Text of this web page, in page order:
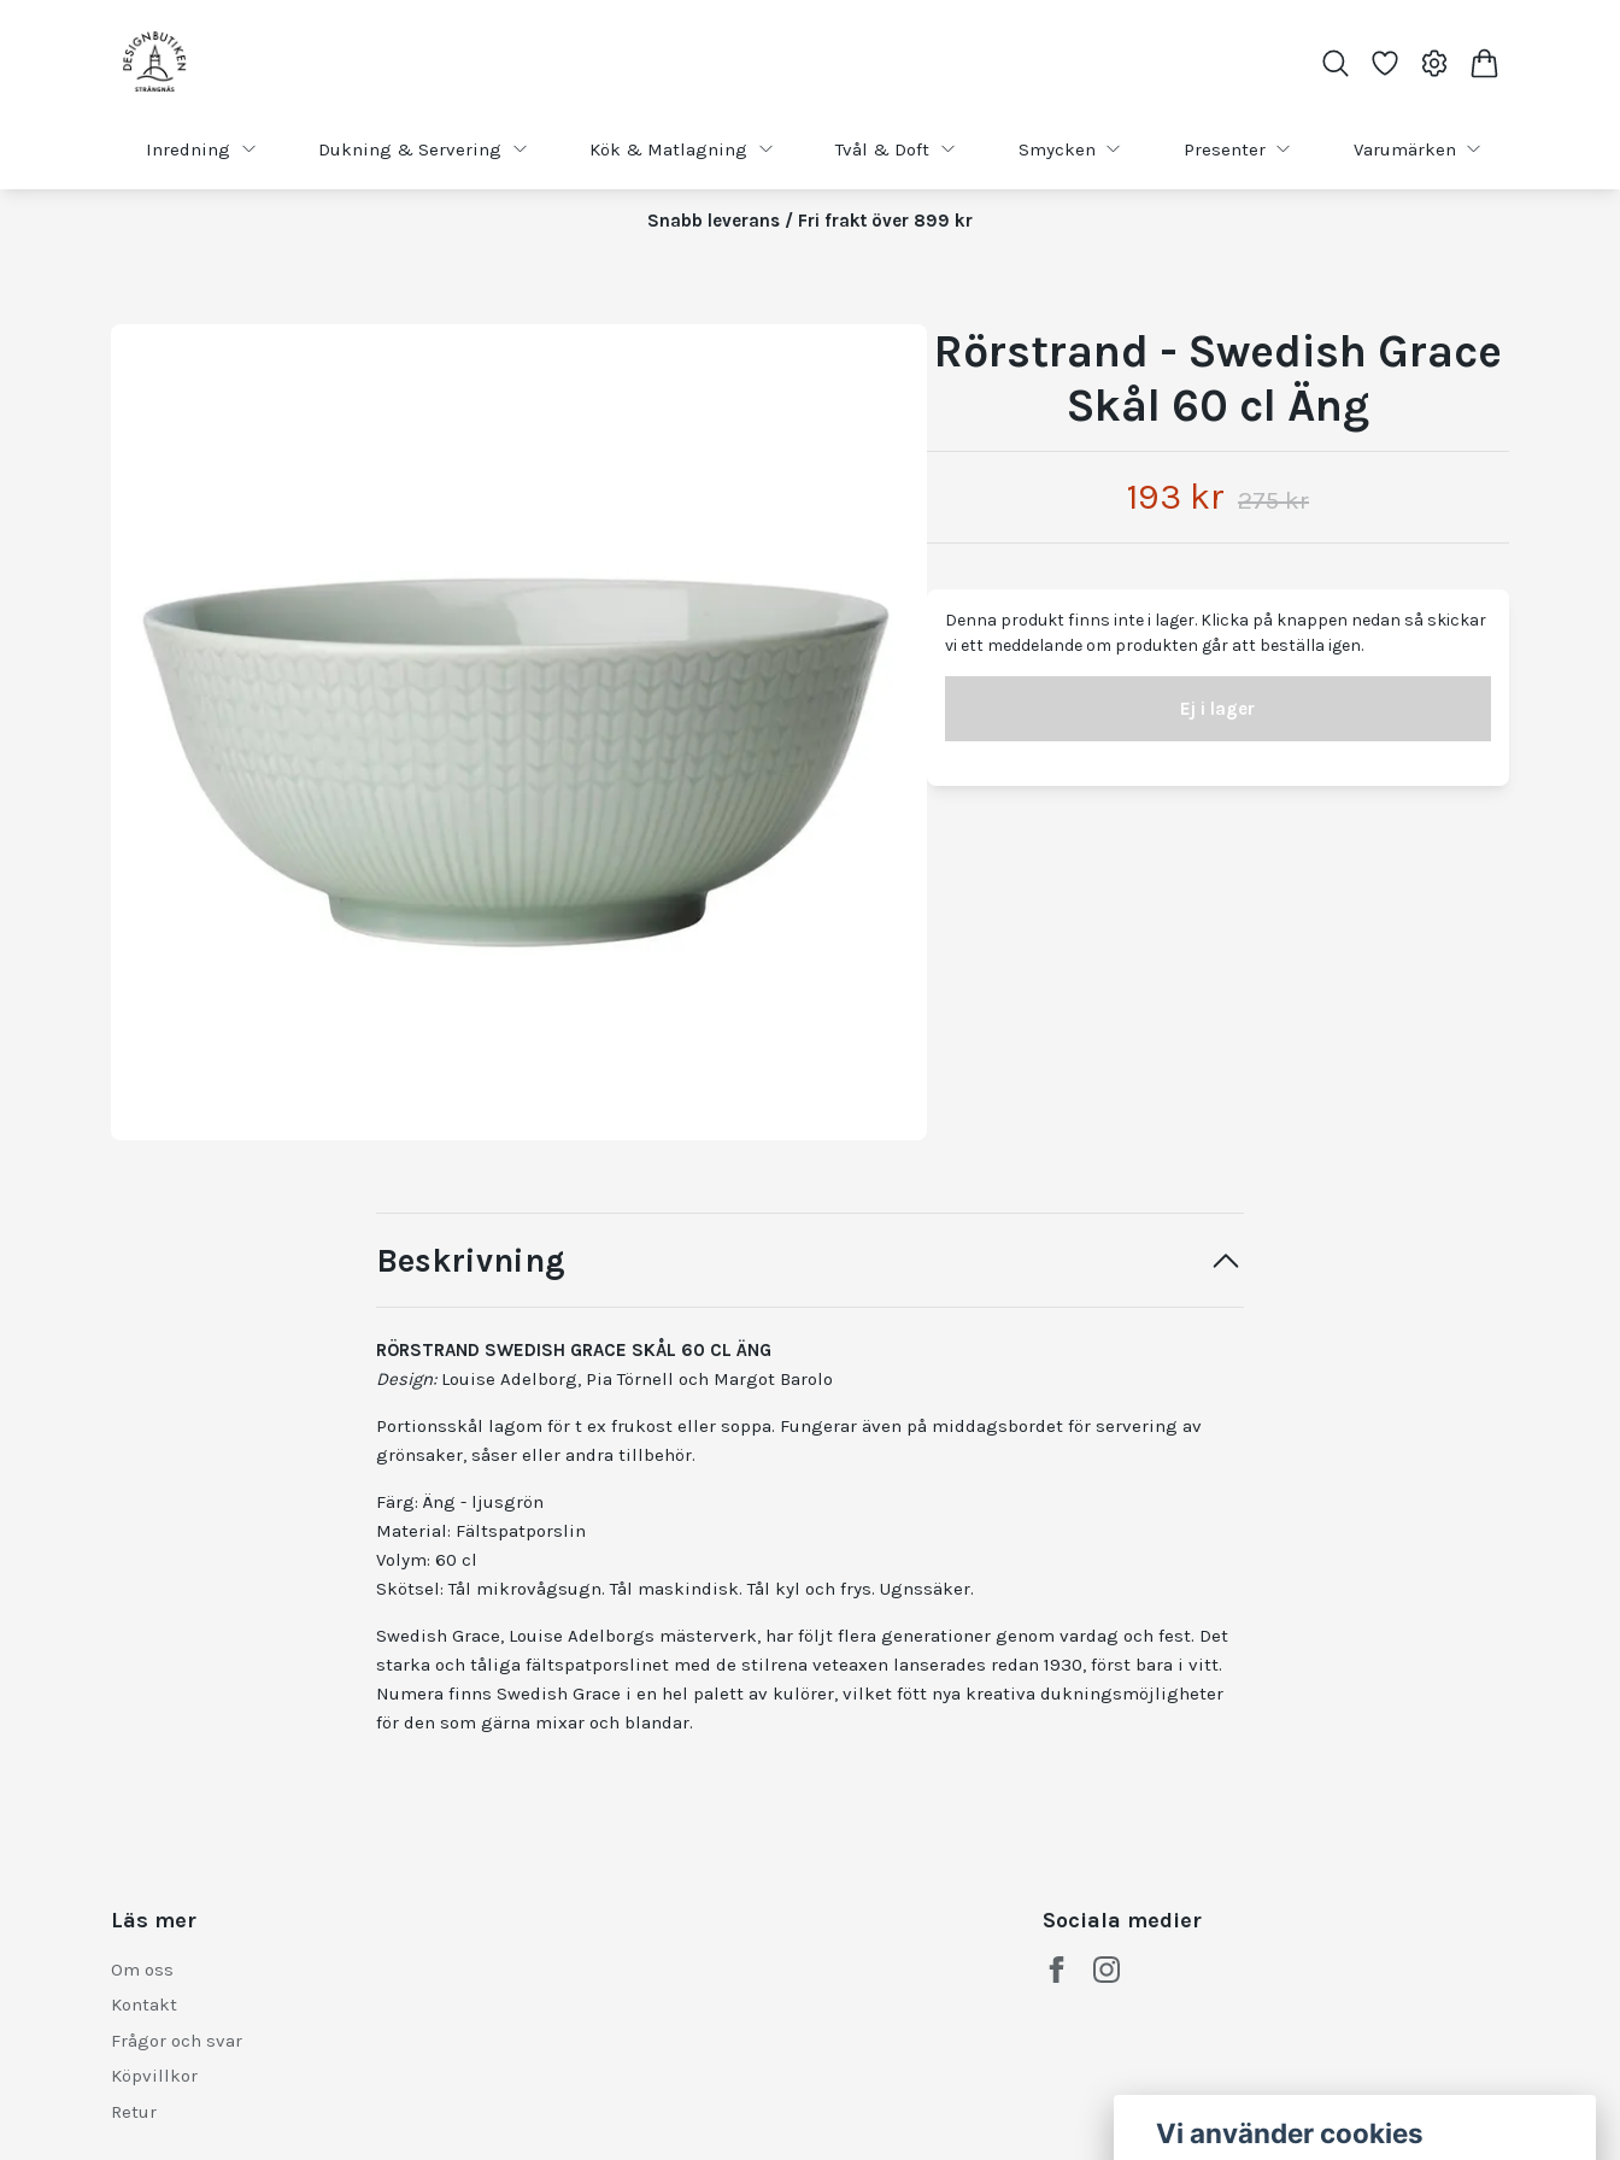
Inredning Dukning & Servering Kök & Matlagning Tvål & Doft Smycken Presenter Varumärken
Snabb leverans / Fri frakt över 899 kr
Rörstrand - Swedish Grace
Skål 60 cl Äng
193 kr 275 kr
Denna produkt finns inte i lager. Klicka på knappen nedan så skickar
vi ett meddelande om produkten går att beställa igen.
Ej i lager
Beskrivning
RÖRSTRAND SWEDISH GRACE SKÅL 60 CL ÄNG
Design:Louise Adelborg, Pia Törnell och Margot Barolo
Portionsskål lagom för t ex frukost eller soppa. Fungerar även på middagsbordet för servering av
grönsaker, såser eller andra tillbehör.
Färg: Äng - ljusgrön
Material: Fältspatporslin
Volym: 60 cl
Skötsel: Tål mikrovågsugn. Tål maskindisk. Tål kyl och frys. Ugnssäker.
Swedish Grace, Louise Adelborgs mästerverk, har följt flera generationer genom vardag och fest. Det
starka och tåliga fältspatporslinet med de stilrena veteaxen lanserades redan 1930, först bara i vitt.
Numera finns Swedish Grace i en hel palett av kulörer, vilket fött nya kreativa dukningsmöjligheter
för den som gärna mixar och blandar.
Läs mer
Om oss
Kontakt
Frågor och svar
Köpvillkor
Retur
Sociala medier
Vi använder cookies